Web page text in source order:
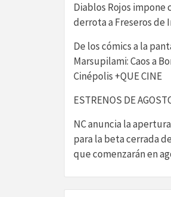
Diablos Rojos impone
derrota a Freseros de
De los cómics a la
Marsupilami: Caos a
Cinépolis +QUE CINE
ESTRENOS DE
NC anuncia la
para la beta cerrada
que comenzarán en